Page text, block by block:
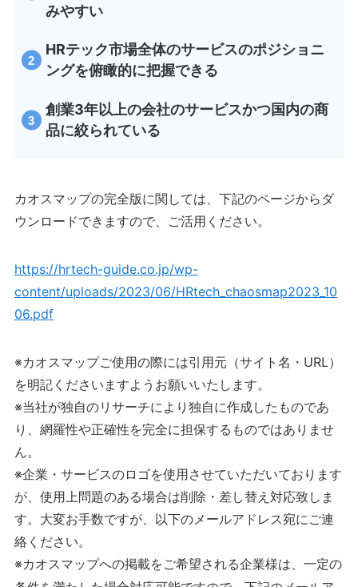
みやすい
HRテック市場全体のサービスのポジショニ
ングを俯瞰的に把握できる
創業3年以上の会社のサービスかつ国内の商
品に絞られている
カオスマップの完全版に関しては、下記のページからダ
ウンロードできますので、ご活用ください。
https://hrtech-guide.co.jp/wp-
content/uploads/2023/06/HRtech_chaosmap2023_10
06.pdf
※カオスマップご使用の際には引用元（サイト名・URL）
を明記くださいますようお願いいたします。
※当社が独自のリサーチにより独自に作成したものであ
り、網羅性や正確性を完全に担保するものではありませ
ん。
※企業・サービスのロゴを使用させていただいております
が、使用上問題のある場合は削除・差し替え対応致しま
す。大変お手数ですが、以下のメールアドレス宛にご連
絡ください。
※カオスマップへの掲載をご希望される企業様は、一定の